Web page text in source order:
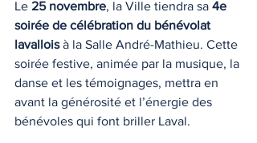
Le 25 novembre, la Ville tiendra sa 4e
soirée de célébration du bénévolat
lavallois à la Salle André-Mathieu. Cette
soirée festive, animée par la musique, la
danse et les témoignages, mettra en
avant la générosité et l’énergie des
bénévoles qui font briller Laval.